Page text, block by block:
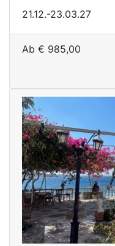
21.12.-23.03.27
Ab € 985,00